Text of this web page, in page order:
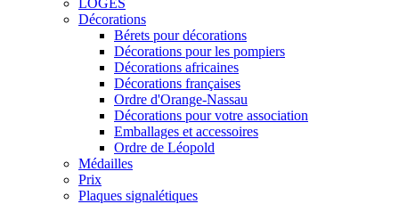
LOGES
Décorations
Bérets pour décorations
Décorations pour les pompiers
Décorations africaines
Décorations françaises
Ordre d'Orange-Nassau
Décorations pour votre association
Emballages et accessoires
Ordre de Léopold
Médailles
Prix
Plaques signalétiques